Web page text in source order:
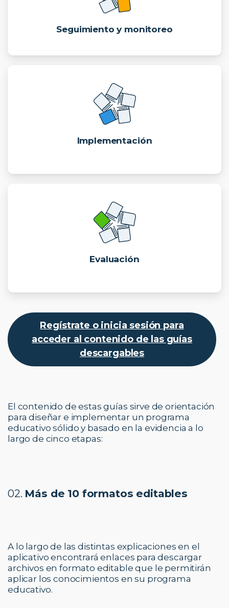
Seguimiento y monitoreo
Implementación
Evaluación
Regístrate o inicia sesión para
acceder al contenido de las guías
descargables
El contenido de estas guías sirve de orientación
para diseñar e implementar un programa
educativo sólido y basado en la evidencia a lo
largo de cinco etapas:
02. Más de 10 formatos editables
A lo largo de las distintas explicaciones en el
aplicativo encontrará enlaces para descargar
archivos en formato editable que le permitirán
aplicar los conocimientos en su programa
educativo.